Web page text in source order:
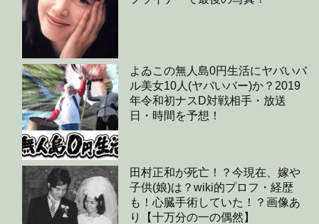
よゐこの無人島0円生活にヤバいバ
ル美女10人(ヤバいバー)か？2019
年令和初ナスD対戦相手・放送
日・時間を予想！
田村正和が死亡！？今現在、嫁や
子供(娘)は？wiki的プロフ・経歴
も！心臓手術していた！？画像あ
り【十万分の一の偶然】